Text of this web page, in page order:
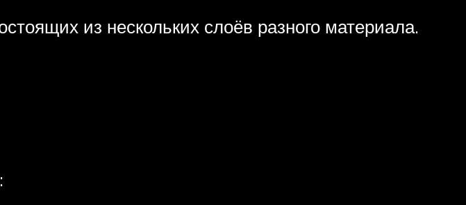
из нескольких слоёв разного материала.